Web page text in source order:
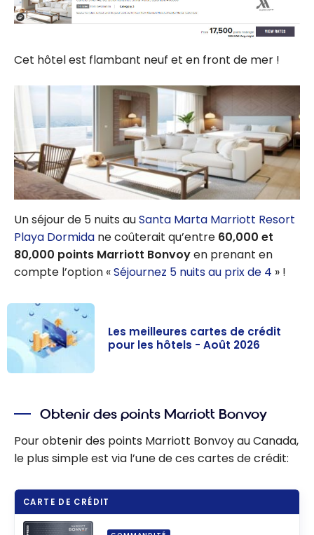
Cet hôtel est flambant neuf et en front de mer !
Un séjour de 5 nuits auSanta Marta Marriott Resort
Playa Dormida ne coûterait qu’entre 60,000 et
80,000 points Marriott Bonvoyen prenant en
compte l’option «Séjournez 5 nuits au prix de 4 » !
crédit pour les
hôtels - Août
2026
Les meilleures cartes de crédit
pour les hôtels - Août 2026
Obtenir des points Marriott Bonvoy
Pour obtenir des points Marriott Bonvoy au Canada,
le plus simple est via l’une de ces cartes de crédit:
CARTE DE CRÉDIT